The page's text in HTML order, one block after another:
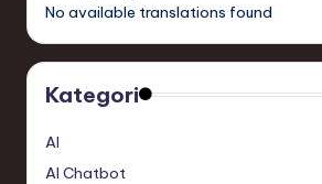
No available translations found
Kategori
AI
AI Chatbot